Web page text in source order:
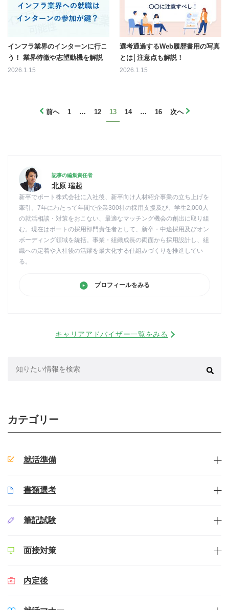
インフラ業界のインターンに行こ
う！ 業界特徴や志望動機を解説
2026.1.15
選考通過するWeb履歴書用の写真
とは│注意点も解説！
2026.1.15
前へ 1 … 12 13 14 … 16 次へ
記事の編集責任者
北原 瑞起
新卒でポート株式会社に入社後、新卒向け人材紹介事業の立ち上げを
牽引。7年にわたって年間で企業300社の採用支援及び、学生2,000人
の就活相談・対策をおこない、最適なマッチング機会の創出に取り組
む。現在はポートの採用部門責任者として、新卒・中途採用及びオン
ボーディング領域を統括。事業・組織成長の両面から採用設計し、組
織への定着や入社後の活躍を最大化する仕組みづくりを推進してい
る。
プロフィールをみる
キャリアアドバイザー一覧をみる
カテゴリー
就活準備
書類選考
筆記試験
面接対策
内定後